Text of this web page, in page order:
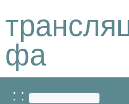
фа
: :